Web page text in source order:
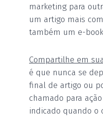
marketing para
um artigo mais
também um e-
Compartilhe em
é que nunca se
final de artigo ou
chamado para
indicado quando o